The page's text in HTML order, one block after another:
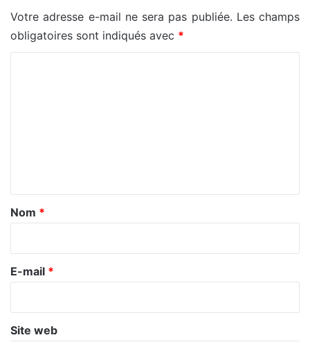
Votre adresse e-mail ne sera pas publiée. Les champs
obligatoires sont indiqués avec *
a
r
e
Nom *
E-mail *
Site web